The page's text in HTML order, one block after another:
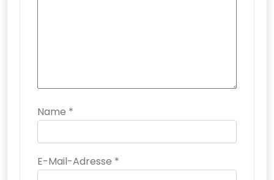
Name *
E-Mail-Adresse *